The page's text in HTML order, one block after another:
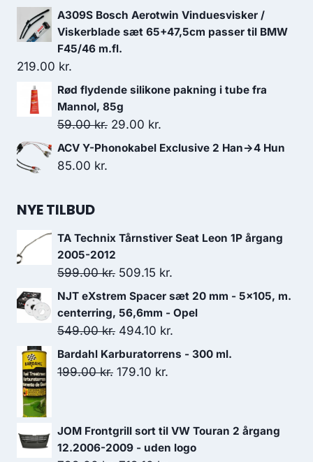
A309S Bosch Aerotwin Vinduesvisker /
Viskerblade sæt 65+47,5cm passer til BMW
F45/46 m.fl.
219.00 kr.
Rød flydende silikone pakning i tube fra
Mannol, 85g
59.00kr. Den
oprindelige
29.00 kr.
aktuelle
ACV Y-Phonokabel Exclusive 2 Han->4 Hun
85.00 kr.
NYE TILBUD
TA Technix Tårnstiver Seat Leon 1P årgang
2005-2012
599.00kr. Den
oprindelige
pris
var:
599.00 kr..
509.15 kr.
aktuelle
pris
509.15 kr..
NJT eXstrem Spacer sæt 20 mm - 5x105, m.
centerring, 56,6mm - Opel
549.00kr. Den
oprindelige
pris
494.10 kr.
aktuelle
Bardahl Karburatorrens - 300 ml.
199.00kr. Den
var:
199.00 kr..
179.10 kr.
er:
179.10 kr..
JOM Frontgrill sort til VW Touran 2 årgang
12.2006-2009 - uden logo